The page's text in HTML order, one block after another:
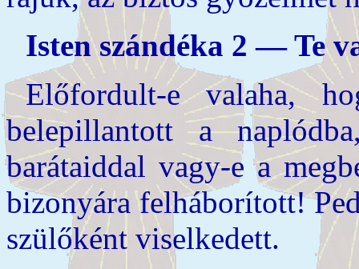
Isten szándéka 2 — Te
Előfordult-e valaha,
belepillantott a
barátaiddal vagy-e a
bizonyára felháborított!
szülőként viselkedett.